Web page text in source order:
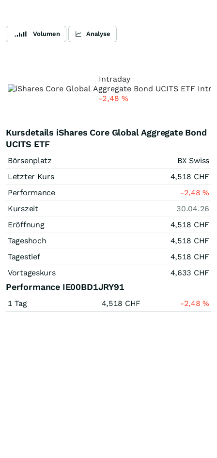
Volumen Analyse
Intraday
-2,48 %
Kursdetails iShares Core Global Aggregate Bond
UCITS ETF
Börsenplatz
BX Swiss
Letzter Kurs
4,518 CHF
Performance
-2,48%
Kurszeit
30.04.26
Eröffnung
4,518 CHF
Tageshoch
4,518 CHF
Tagestief
4,518 CHF
Vortageskurs
4,633 CHF
Performance IE00BD1JRY91
1 Tag 4,518 CHF -2,48%